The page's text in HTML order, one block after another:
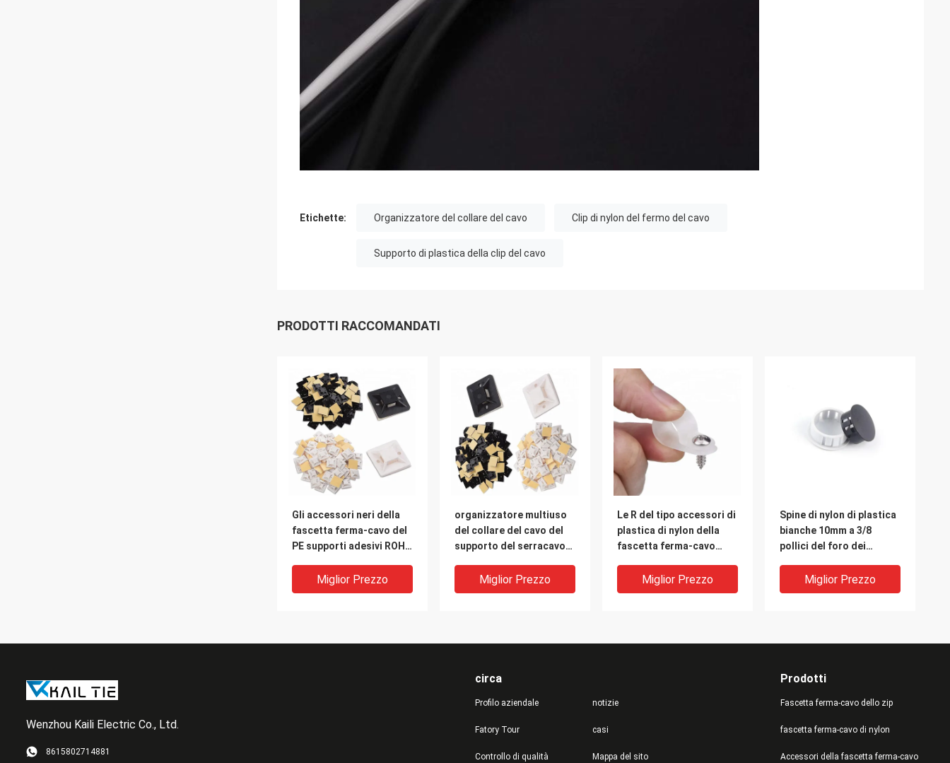
Etichette: Organizzatore del collare del cavo Clip di nylon del fermo del cavo
Supporto di plastica della clip del cavo
PRODOTTI RACCOMANDATI
Gli accessori neri della
fascetta ferma-cavo del
PE supporti adesivi ROHS
28mm x di 28 hanno
approvato
Miglior Prezzo
organizzatore multiuso
del collare del cavo del
supporto del serracavo
Miglior Prezzo
Le R del tipo accessori di
plastica di nylon della
fascetta ferma-cavo
delle clip del fermo del
cavo
Miglior Prezzo
Spine di nylon di plastica
bianche 10mm a 3/8
pollici del foro dei
Miglior Prezzo
Wenzhou Kaili Electric Co., Ltd.
8615802714881
circa
Profilo aziendale
Fatory Tour
Controllo di qualità
notizie
casi
Mappa del sito
Prodotti
Fascetta ferma-cavo dello zip
fascetta ferma-cavo di nylon
Accessori della fascetta ferma-cavo